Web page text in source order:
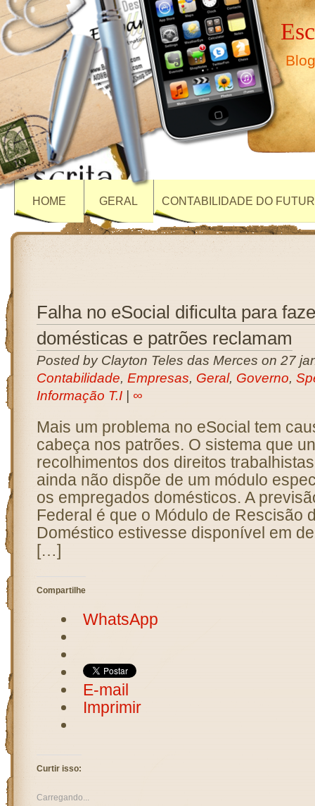
HOME GERAL CONTABILIDADE DO
Falha no eSocial dificulta para
domésticas e patrões reclamam
Posted by Clayton Teles das Merces on 27
Contabilidade, Empresas, Geral, Governo,
Informação T.I| ∞
Mais um problema no eSocial tem
cabeça nos patrões. O sistema que
recolhimentos dos direitos
ainda não dispõe de um módulo
os empregados domésticos. A
Federal é que o Módulo de Rescisão
Doméstico estivesse disponível em
[…]
Compartilhe
WhatsApp
E-mail
Imprimir
Curtir isso:
Carregando...